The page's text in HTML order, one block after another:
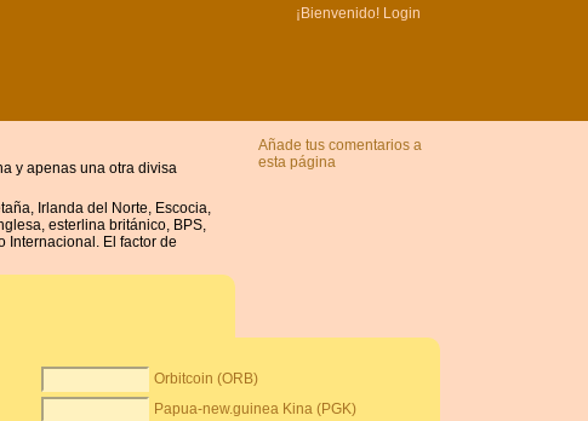
¡Bienvenido! Login
y apenas una otra divisa
Irlanda del Norte, Escocia,
esterlina británico, BPS,
Internacional. El factor de
Añade tus comentarios a
esta página
Orbitcoin (ORB)
Papua-new.guinea Kina (PGK)